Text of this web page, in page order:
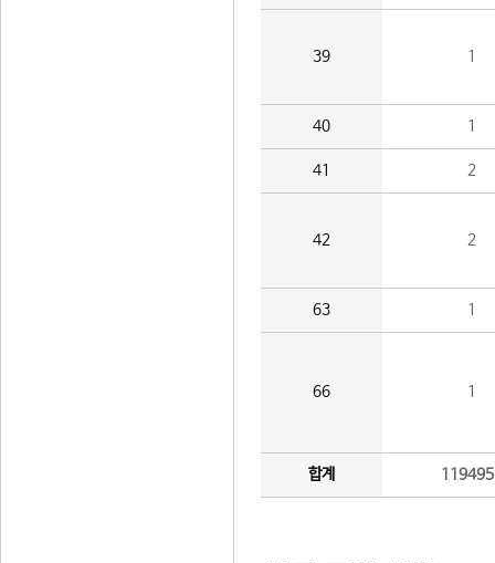
39 1
40 1
41 2
42 2
63 1
66 1
합계